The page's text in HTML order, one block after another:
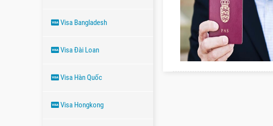
Visa Bangladesh
Visa Đài Loan
Visa Hàn Quốc
Visa Hongkong